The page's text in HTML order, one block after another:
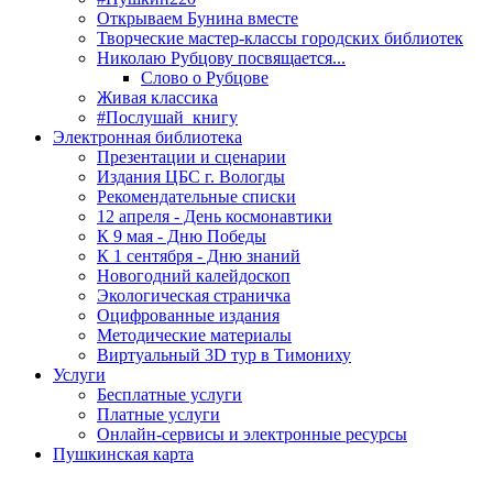
Открываем Бунина вместе
Творческие мастер-классы городских библиотек
Николаю Рубцову посвящается...
Слово о Рубцове
Живая классика
#Послушай_книгу
Электронная библиотека
Презентации и сценарии
Издания ЦБС г. Вологды
Рекомендательные списки
12 апреля - День космонавтики
К 9 мая - Дню Победы
К 1 сентября - Дню знаний
Новогодний калейдоскоп
Экологическая страничка
Оцифрованные издания
Методические материалы
Виртуальный 3D тур в Тимониху
Услуги
Бесплатные услуги
Платные услуги
Онлайн-сервисы и электронные ресурсы
Пушкинская карта